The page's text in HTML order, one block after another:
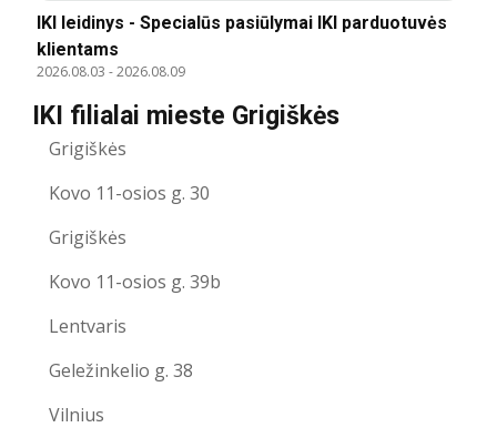
IKI leidinys - Specialūs pasiūlymai IKI parduotuvės
klientams
2026.08.03 -2026.08.09
IKI filialai mieste Grigiškės
Grigiškės
Kovo 11-osios g. 30
Grigiškės
Kovo 11-osios g. 39b
Lentvaris
Geležinkelio g. 38
Vilnius